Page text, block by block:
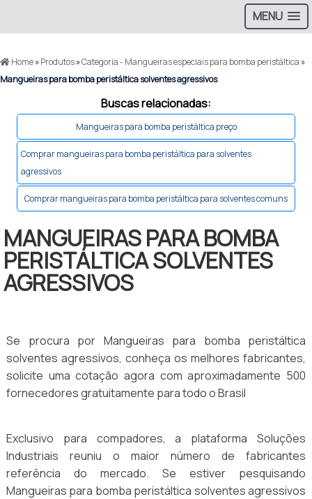
MENU
Home»Produtos»Categoria - Mangueiras especiais para bomba peristáltica »
Mangueiras para bomba peristáltica solventes agressivos
Buscas relacionadas:
Mangueiras para bomba peristáltica preço
Comprar mangueiras para bomba peristáltica para solventes
agressivos
Comprar mangueiras para bomba peristáltica para solventes comuns
MANGUEIRAS PARA BOMBA
PERISTÁLTICA SOLVENTES
AGRESSIVOS
Se procura por Mangueiras para bomba peristáltica
solventes agressivos, conheça os melhores fabricantes,
solicite uma cotação agora com aproximadamente 500
fornecedores gratuitamente para todo o Brasil
Exclusivo para compadores, a plataforma Soluções
Industriais reuniu o maior número de fabricantes
referência do mercado. Se estiver pesquisando
Mangueiras para bomba peristáltica solventes agressivos